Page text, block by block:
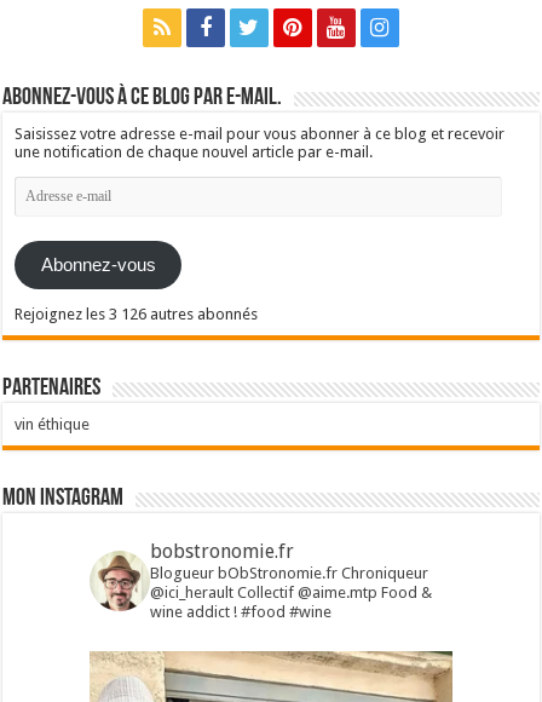
Abonnez-vous à ce blog par e-mail.
Saisissez votre adresse e-mail pour vous abonner à ce blog et recevoir
une notification de chaque nouvel article par e-mail.
Adresse
e-
Abonnez-vous
Rejoignez les 3 126 autres abonnés
Partenaires
vin éthique
Mon Instagram
bobstronomie.fr
Blogueur bObStronomie.fr Chroniqueur
@ici_heraultCollectif @aime.mtp Food &
wine addict !#food #wine